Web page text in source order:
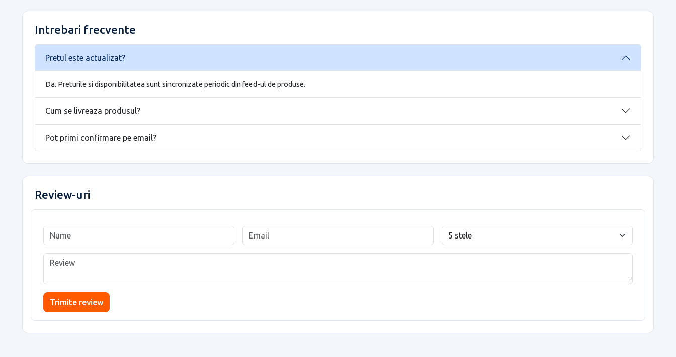
Intrebari frecvente
Pretul este actualizat?
Da. Preturile si disponibilitatea sunt sincronizate periodic din feed-ul de produse.
Cum se livreaza produsul?
Pot primi confirmare pe email?
Review-uri
Trimite review